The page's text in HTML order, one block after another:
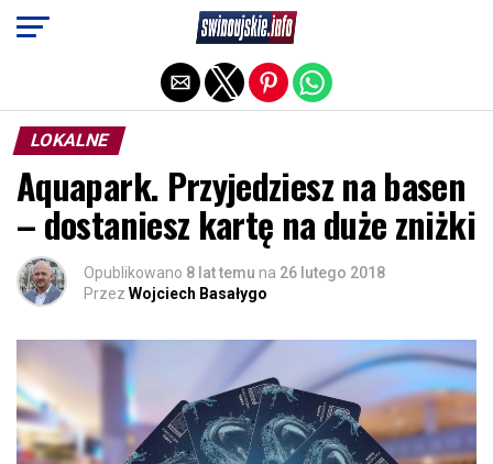
LOKALNE
Aquapark. Przyjedziesz na basen
– dostaniesz kartę na duże zniżki
Opublikowano 8 lat temu na 26 lutego 2018
Przez Wojciech Basałygo
Exit mobile version